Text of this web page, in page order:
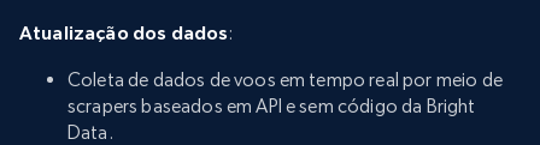
Atualização dos dados:
Coleta de dados de voos em tempo real por meio de
scrapers baseados em API e sem código da Bright
Data.